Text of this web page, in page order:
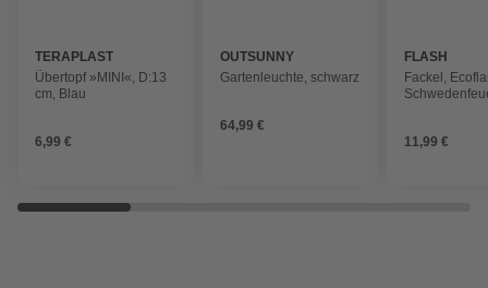
TERAPLAST
Übertopf »MINI«, D:13
cm, Blau
6,99 €
OUTSUNNY
Gartenleuchte, schwarz
64,99 €
FLASH
Fackel,
11,99 €